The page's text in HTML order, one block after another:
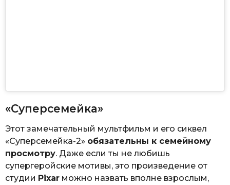
«Суперсемейка»
Этот замечательный мультфильм и его сиквел
«Суперсемейка-2» обязательны к семейному
просмотру. Даже если ты не любишь
супергеройские мотивы, это произведение от
студии Pixar можно назвать вполне взрослым,